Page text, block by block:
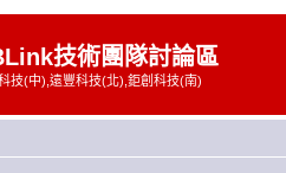
技術團隊討論區
技(中),遠豐科技(北),鉅創科技(南)